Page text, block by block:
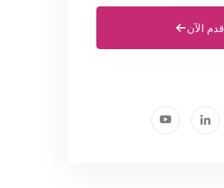
قدم الآن